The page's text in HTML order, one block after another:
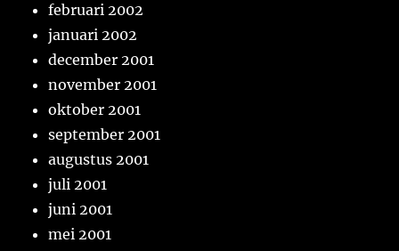
februari 2002
januari 2002
december 2001
november 2001
oktober 2001
september 2001
augustus 2001
juli 2001
juni 2001
mei 2001